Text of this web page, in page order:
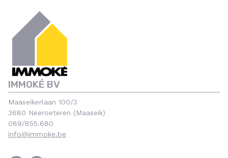
IMMOKÉ BV
Maaseikerlaan 100/3
3680 Neeroeteren (Maaseik)
089/855.680
info@immoke.be